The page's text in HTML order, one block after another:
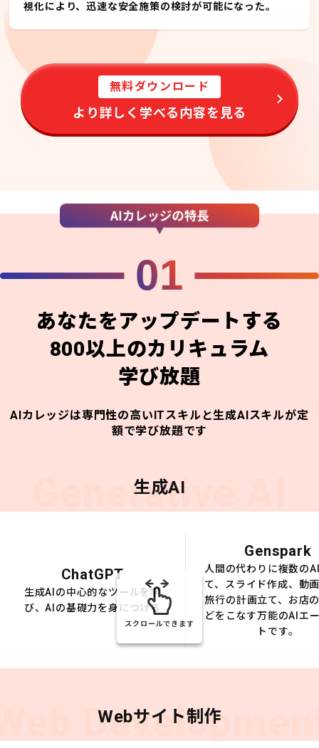
視化により、迅速な安全施策の検討が可能になった。
無料ダウンロード
より詳しく学べる内容を見る
01
あなたをアップデートする
800以上のカリキュラム
学び放題
AIカレッジは専門性の高いITスキルと生成AIスキルが定
額で学び放題です
Generative AI
生成AI
ChatGPT
生成AIの中心的なツールを学
び、AIの基礎力を身につける
Genspark
人間の代わりに複数の
て、スライド作成、動
旅行の計画立て、お店
どをこなす万能のAIエ
トです。
スクロールできます
Webサイト制作